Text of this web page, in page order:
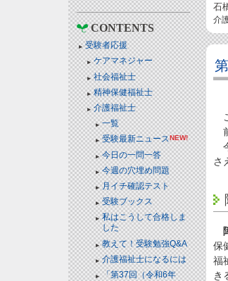
CONTENTS
受験者応援
ケアマネジャー
社会福祉士
精神保健福祉士
介護福祉士
一覧
受験最新ニュースNEW!
今日の一問一答
今週の穴埋め問題
月イチ確認テスト
受験ブックス
私はこうして合格しま
した
教えて！受験勉強Q&A
介護福祉士になるには
「第37回（令和6年
石
介
さ
保
福
き